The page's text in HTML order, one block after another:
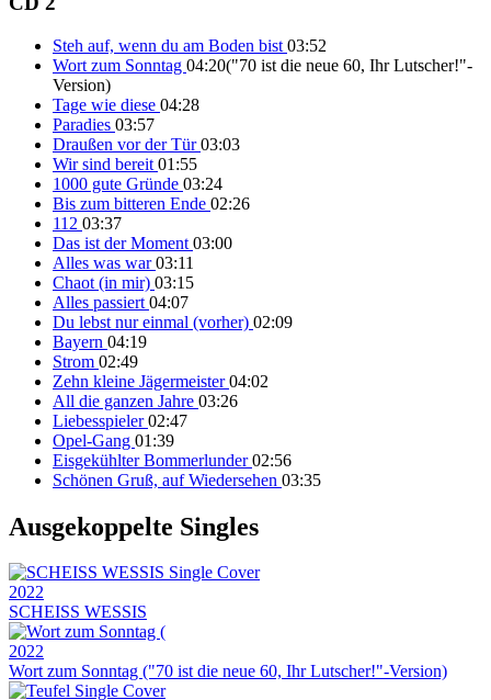
Steh auf, wenn du am Boden bist 03:52
Wort zum Sonntag 04:20("70 ist die neue 60, Ihr Lutscher!"-
Version)
Tage wie diese 04:28
Paradies 03:57
Draußen vor der Tür03:03
Wir sind bereit 01:55
1000 gute Gründe 03:24
Bis zum bitteren Ende 02:26
112 03:37
Das ist der Moment 03:00
Alles was war03:11
Chaot (in mir) 03:15
Alles passiert 04:07
Du lebst nur einmal (vorher) 02:09
Bayern 04:19
Strom 02:49
Zehn kleine Jägermeister04:02
All die ganzen Jahre 03:26
Liebesspieler02:47
Opel-Gang 01:39
Eisgekühlter Bommerlunder02:56
Schönen Gruß, auf Wiedersehen 03:35
Ausgekoppelte Singles
2022
SCHEISS WESSIS
2022
Wort zum Sonntag ("70 ist die neue 60, Ihr Lutscher!"-Version)